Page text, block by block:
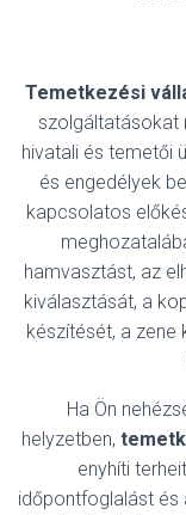
Temetkezési
szolgáltatásokat
hivatali és temetői
és engedélyek
kapcsolatos
hamvasztást, az
kiválasztását, a
készítését, a zene
Ha Ön
helyzetben,
enyhíti
időpontfoglalást és